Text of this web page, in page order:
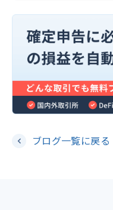
ブログ一覧に戻る